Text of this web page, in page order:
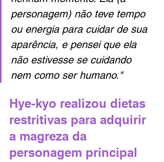
personagem) não teve tempo
ou energia para cuidar de sua
aparência, e pensei que ela
não estivesse se cuidando
nem como ser humano."
Hye-kyo realizou dietas
restritivas para adquirir
a magreza da
personagem principal